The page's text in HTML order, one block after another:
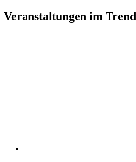
Veranstaltungen im Trend